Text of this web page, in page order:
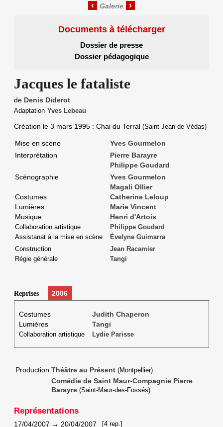
‹ ›
Documents à télécharger
Dossier de presse
Dossier pédagogique
Jacques le fataliste
de Denis Diderot
Adaptation Yves Lebeau
Création le 3 mars 1995 : Chai du Terral (Saint-Jean-de-Védas)
Mise en scène
Yves Gourmelon
Interprétation
Pierre Barayre
Philippe Goudard
Scénographie
Yves Gourmelon
Magali Ollier
Costumes
Catherine Leloup
Lumières
Marie Vincent
Musique
Henri d'Artois
Collaboration artistique
Philippe Goudard
Assistanat à la mise en scène
Évelyne Guimarra
Construction
Jean Racamier
Régie générale
Tangi
Reprises 2006
Costumes
Judith Chaperon
Lumières
Tangi
Collaboration artistique Lydie Parisse
Production Théâtre au Présent (Montpellier)
Comédie de Saint Maur-Compagnie Pierre
Barayre (Saint-Maur-des-Fossés)
Représentations
17/04/2007 → 20/04/2007 [4 rep.]